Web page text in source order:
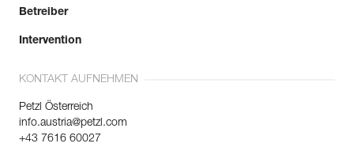
Betreiber
Intervention
KONTAKT AUFNEHMEN
Petzl Österreich
info.austria@petzl.com
+43 7616 60027